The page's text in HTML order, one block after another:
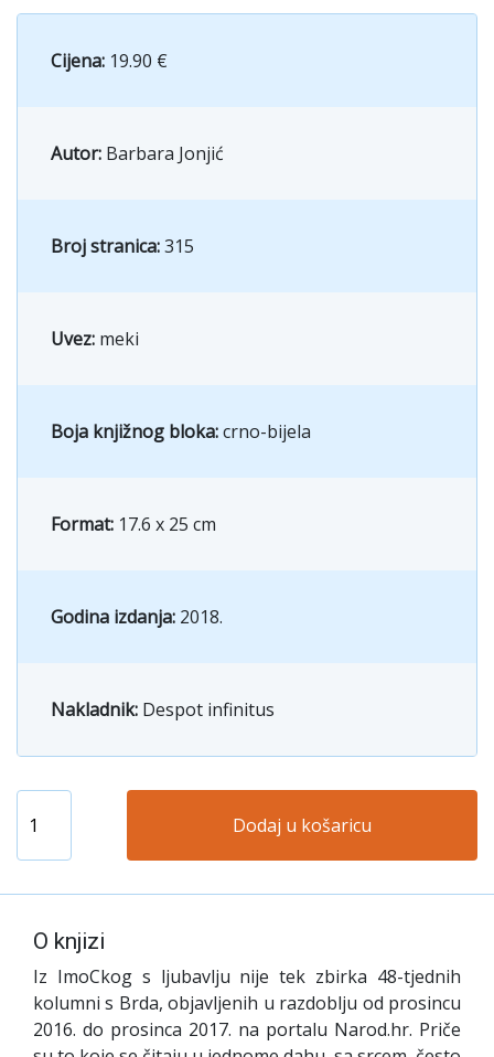
Cijena: 19.90 €
Autor: Barbara Jonjić
Broj stranica:315
Uvez: meki
Boja knjižnog bloka:crno-bijela
Format: 17.6 x 25 cm
Godina izdanja: 2018.
Nakladnik: Despot infinitus
Dodaj u košaricu
O knjizi
Iz ImoCkog s ljubavlju nije tek zbirka 48-tjednih
kolumni s Brda, objavljenih u razdoblju od prosincu
2016. do prosinca 2017. na portalu Narod.hr. Priče